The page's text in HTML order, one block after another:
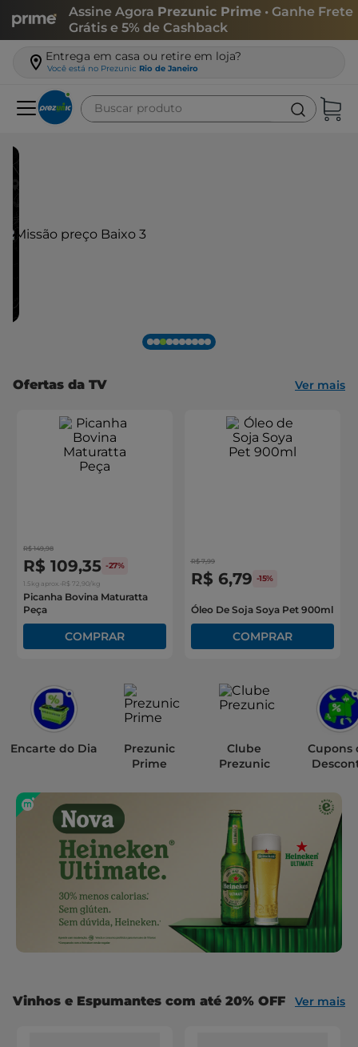
Assine Agora Prezunic Prime • Ganhe Frete
Grátis e 5% de Cashback
Entrega em casa ou retire em loja?
Você está no Prezunic Rio de Janeiro
Buscar produto
Ofertas da TV Ver mais
R$ 149,98
R$ 109,35 -27%
1.5kg aprox. •R$ 72 90/kg
Picanha Bovina Maturatta
Peça
R$ 7,99
R$ 6,79 -15%
Óleo De Soja Soya Pet 900ml
Encarte do Dia
Prezunic
Prime
Clube
Prezunic
Cupons
Vinhos e Espumantes com até 20% OFF Ver mais
iogurte
papel higiênico